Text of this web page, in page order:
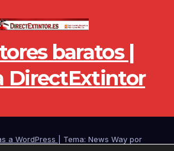
baratos |
DirectExtintor
a WordPress
Tema: News Way por